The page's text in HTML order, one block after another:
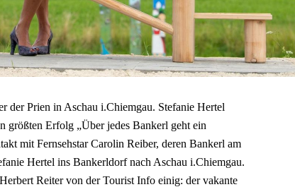
der Prien in Aschau i.Chiemgau. Stefanie Hertel
größten Erfolg „Über jedes Bankerl geht ein
mit Fernsehstar Carolin Reiber, deren Bankerl am
Hertel ins Bankerldorf nach Aschau i.Chiemgau.
Reiter von der Tourist Info einig: der vakante